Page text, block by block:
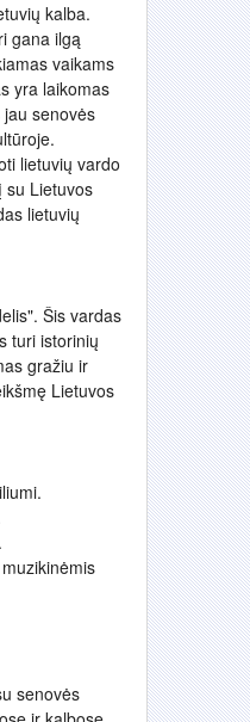
kalba.
gana ilgą
vaikams
yra laikomas
senovės
lietuvių vardo
su Lietuvos
lietuvių
Šis vardas
turi istorinių
gražiu ir
Lietuvos
senovės